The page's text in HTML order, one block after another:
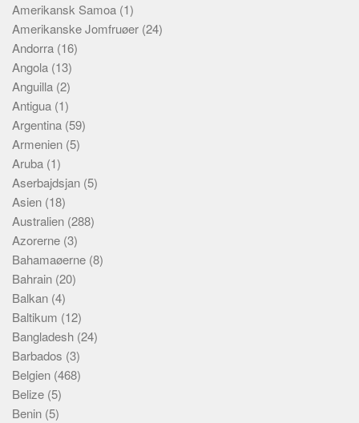
Amerikansk Samoa (1)
Amerikanske Jomfruøer (24)
Andorra (16)
Angola (13)
Anguilla (2)
Antigua (1)
Argentina (59)
Armenien (5)
Aruba (1)
Aserbajdsjan (5)
Asien (18)
Australien (288)
Azorerne (3)
Bahamaøerne (8)
Bahrain (20)
Balkan (4)
Baltikum (12)
Bangladesh (24)
Barbados (3)
Belgien (468)
Belize (5)
Benin (5)